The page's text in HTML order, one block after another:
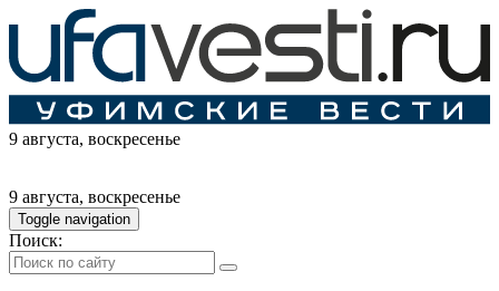
9 августа, воскресенье
9 августа, воскресенье
Toggle navigation
Поиск: